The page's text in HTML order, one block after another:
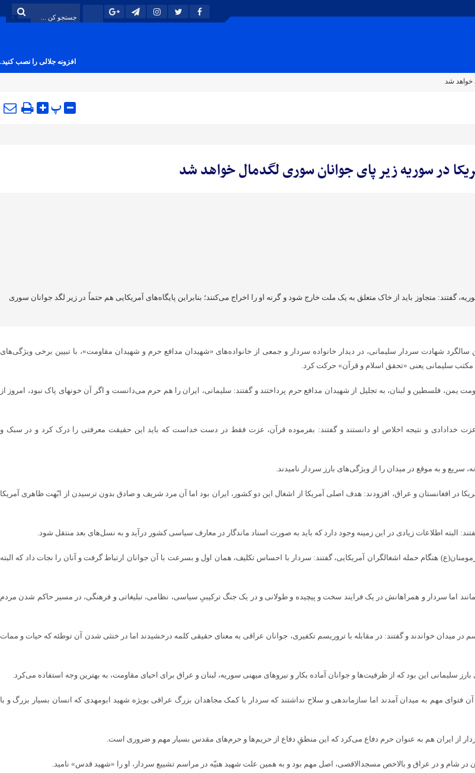
افزونه جلالی را نصب کنید.
خواهد شد
پ
در سوریه زیر پای جوانان سوری لگدمال خواهد شد
گفتند: متجاوز باید از خاک متعلق به یک ملت خارج شود و گرنه او را اخراج می‌کنند؛ بنابراین پایگاه‌های آمریکایی هم حتماً در زیر لگد جوانان سوری
سالگرد شهادت سردار سلیمانی، در دیدار خانواده سردار و جمعی از خانواده‌های «شهیدان مدافع حرم و شهیدان مقاومت»، با تبیین برخی ویژگی‌های
سلیمانی یعنی «تحقق اسلام و قرآن» حرکت کرد.
یمن، فلسطین و لبنان، به تجلیل از شهیدان مدافع حرم پرداختند و گفتند: سلیمانی، ایران را هم حرم می‌دانست و اگر آن خونهای پاک نبود، امروز از
عزت خدادادی و نتیجه اخلاص او دانستند و گفتند: بفرموده قرآن، عزت فقط در دست خداست که باید این حقیقت معرفتی را درک کرد و در سبک و
و به موقع در میدان را از ویژگی‌های بارز سردار نامیدند.
از اوایل دهه ۸۰ در میدان مبارزه با شرارت‌های آمریکا در افغانستان و عراق، افزودند: هدف اصلی آمریکا از اشغال این دو کشور، ایران بود اما آن مرد شریف و صادق بدون ترسیدن از ابّهت ظاهری آمریکا
البته اطلاعات زیادی در این زمینه وجود دارد که باید به صورت اسناد ماندگار در معارف سیاسی کشور درآید و به نسل‌های بعد منتقل شود.
هنگام حمله اشغالگران آمریکایی، گفتند: سردار با احساس تکلیف، همان اول و بسرعت با آن جوانان ارتباط گرفت و آنان را نجات داد که البته
اما سردار و همراهانش در یک فرایند سخت و پیچیده و طولانی و در یک جنگ ترکیبیِ سیاسی، نظامی، تبلیغاتی و فرهنگی، در مسیر حاکم شدن مردم
در میدان خواندند و گفتند: در مقابله با تروریسم تکفیری، جوانان عراقی به معنای حقیقی کلمه درخشیدند اما در خنثی شدن آن توطئه که حیات و ممات
سلیمانی این بود که از ظرفیت‌ها و جوانان آماده بکار و نیروهای میهنی سوریه، لبنان و عراق برای احیای مقاومت، به بهترین وجه استفاده می‌کرد.
فتوای مهم به میدان آمدند اما سازماندهی و سلاح نداشتند که سردار با کمک مجاهدان بزرگ عراقی بویژه شهید ابومهدی که انسان بسیار بزرگ و با
از ایران هم به عنوان حرم دفاع می‌کرد که این منطقِ دفاع از حریم‌ها و حرم‌های مقدس بسیار مهم و ضروری است.
در شام و در عراق و بالاخص مسجدالاقصی، اصل مهم بود و به همین علت شهید هنیّه در مراسم تشییع سردار، او را «شهید قدس» نامید.